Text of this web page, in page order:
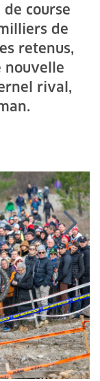
de course
de
retenus,
nouvelle
rival,